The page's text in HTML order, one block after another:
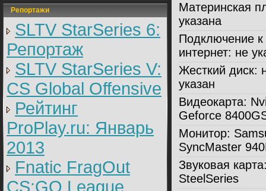
Репортажи
SLTV StarSeries 6:
Репортаж
SLTV StarSeries V:
CS Global Offensive
Рейтинг
ProPlay.ru: Январь
2013
Fnatic FragOut
CS:GO League
Материнская
указана
Подключение к
интернет: не
Жесткий диск:
указан
Видеокарта:
Geforce
Монитор:
SyncMaster
Звуковая
SteelSeries